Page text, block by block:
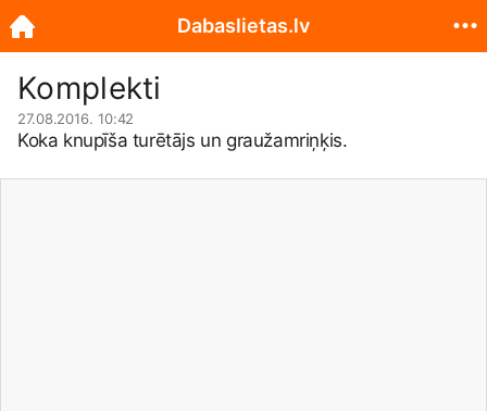
Komplekti
27.08.2016. 10:42
Koka knupīša turētājs un graužamriņķis.
Dabaslietas.lv